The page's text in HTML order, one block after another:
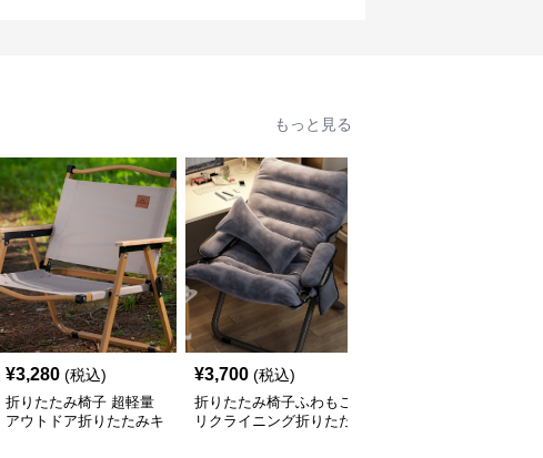
もっと見る
¥3,280 (税込)
折りたたみ椅子 超軽量
アウトドア折りたたみキ
¥3,700 (税込)
折りたたみ椅子ふわもこ
リクライニング折りたた